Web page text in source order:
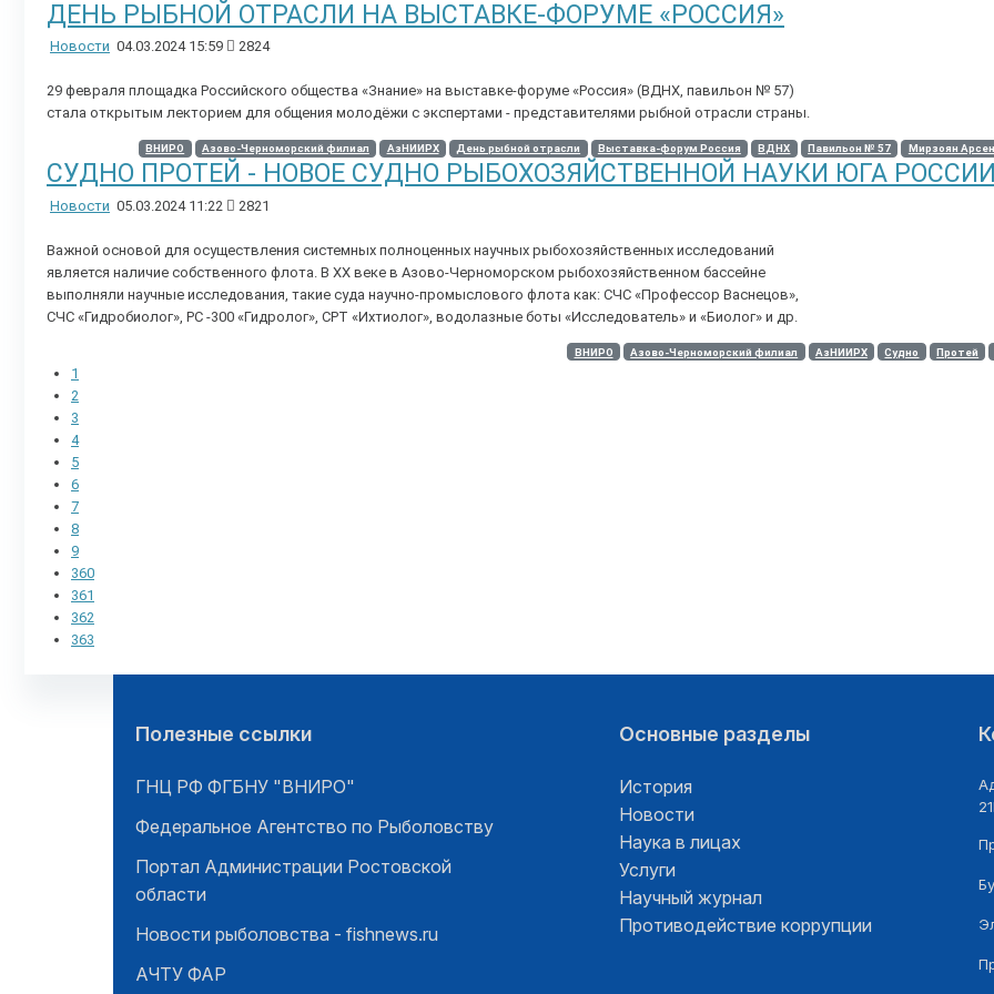
ДЕНЬ РЫБНОЙ ОТРАСЛИ НА ВЫСТАВКЕ-ФОРУМЕ «РОССИЯ»
Новости 04.03.2024 15:59 2824
29 февраля площадка Российского общества «Знание» на выставке-форуме «Россия» (ВДНХ, павильон № 57)
стала открытым лекторием для общения молодёжи с экспертами - представителями рыбной отрасли страны.
ВНИРО Азово-Черноморский филиал АзНИИРХ День рыбной отрасли Выставка-форум Россия ВДНХ Павильон № 57 Мирзоян
СУДНО ПРОТЕЙ - НОВОЕ СУДНО РЫБОХОЗЯЙСТВЕННОЙ НАУКИ ЮГА РОССИИ
Новости 05.03.2024 11:22 2821
Важной основой для осуществления системных полноценных научных рыбохозяйственных исследований
является наличие собственного флота. В ХХ веке в Азово-Черноморском рыбохозяйственном бассейне
выполняли научные исследования, такие суда научно-промыслового флота как: СЧС «Профессор Васнецов»,
СЧС «Гидробиолог», РС -300 «Гидролог», СРТ «Ихтиолог», водолазные боты «Исследователь» и «Биолог» и др.
ВНИРО Азово-Черноморский филиал АзНИИРХ Судно Протей
1
2
3
4
5
6
7
8
9
360
361
362
363
Полезные ссылки
ГНЦ РФ ФГБНУ "ВНИРО"
Федеральное Агентство по Рыболовству
Портал Администрации Ростовской
области
Новости рыболовства - fishnews.ru
АЧТУ ФАР
Основные разделы
История
Новости
Наука в лицах
Услуги
Научный журнал
Противодействие коррупции